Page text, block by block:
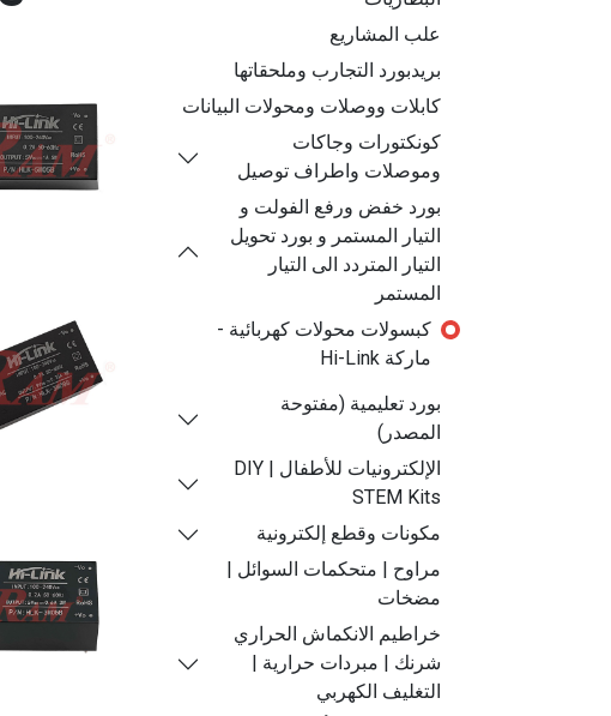
علب المشاريع
بريدبورد التجارب وملحقاتها
كابلات ووصلات ومحولات البيانات
كونكتورات وجاكات
وموصلات واطراف توصيل
بورد خفض ورفع الفولت و
التيار المستمر و بورد تحويل
التيار المتردد الى التيار
المستمر
كبسولات محولات كهربائية -
ماركة Hi-Link
بورد تعليمية (مفتوحة
المصدر)
الإلكترونيات للأطفال | DIY
STEM Kits
مكونات وقطع إلكترونية
مراوح | متحكمات السوائل |
مضخات
خراطيم الانكماش الحراري
شرنك | مبردات حرارية |
التغليف الكهربي